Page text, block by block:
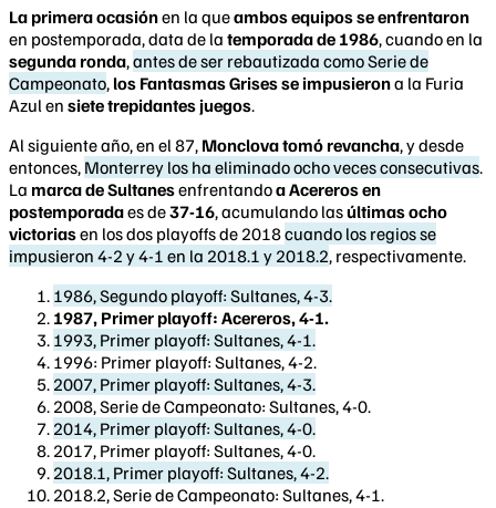
La primera ocasiónen la queambos equipos se enfrentaron
en postemporada, data de la temporada de 1986, cuando en la
segunda ronda,antes de ser rebautizada como Serie de
Campeonato, los Fantasmas Grises se impusierona la Furia
Azul en siete trepidantes juegos.
Al siguiente año, en el 87, Monclova tomó revancha, y desde
entonces, Monterrey los ha eliminado ocho veces consecutivas.
La marca de Sultanesenfrentandoa Acereros en
postemporadaes de37-16, acumulando lasúltimas ocho
victoriasen los dos playoffs de 2018cuando los regios se
impusieron 4-2 y 4-1 en la 2018.1 y 2018.2, respectivamente.
1986, Segundo playoff: Sultanes, 4-3.
1987, Primer playoff: Acereros, 4-1.
1993, Primer playoff: Sultanes, 4-1.
1996: Primer playoff: Sultanes, 4-2.
2007, Primer playoff: Sultanes, 4-3.
2008, Serie de Campeonato: Sultanes, 4-0.
2014, Primer playoff: Sultanes, 4-0.
2017, Primer playoff: Sultanes, 4-0.
2018.1, Primer playoff: Sultanes, 4-2.
2018.2, Serie de Campeonato: Sultanes, 4-1.